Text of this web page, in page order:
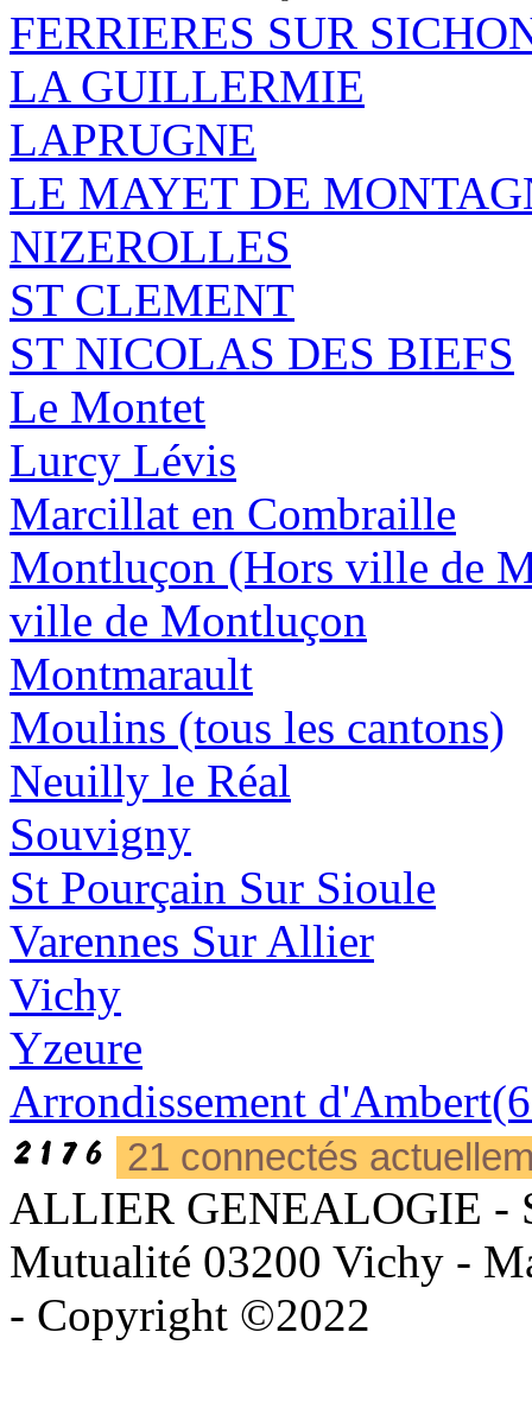
FERRIERES SUR
LA GUILLERMIE
LAPRUGNE
LE MAYET DE
NIZEROLLES
ST CLEMENT
ST NICOLAS DES BIEFS
Le Montet
Lurcy Lévis
Marcillat en Combraille
Montluçon (Hors ville de
ville de Montluçon
Montmarault
Moulins (tous les cantons)
Neuilly le Réal
Souvigny
St Pourçain Sur Sioule
Varennes Sur Allier
Vichy
Yzeure
Arrondissement
21 connectés
ALLIER GENEALOGIE -
Mutualité 03200 Vichy -
- Copyright ©2022